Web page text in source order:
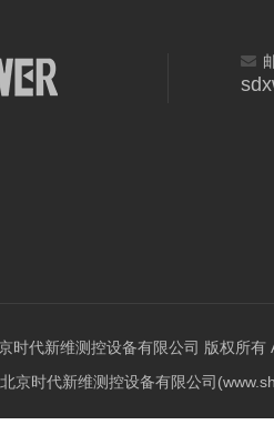
时代新维测控设备有限公司 版权所有
北京时代新维测控设备有限公司